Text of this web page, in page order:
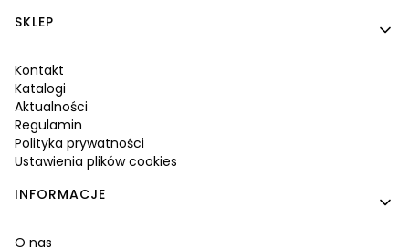
SKLEP
Kontakt
Katalogi
Aktualności
Regulamin
Polityka prywatności
Ustawienia plików cookies
INFORMACJE
O nas